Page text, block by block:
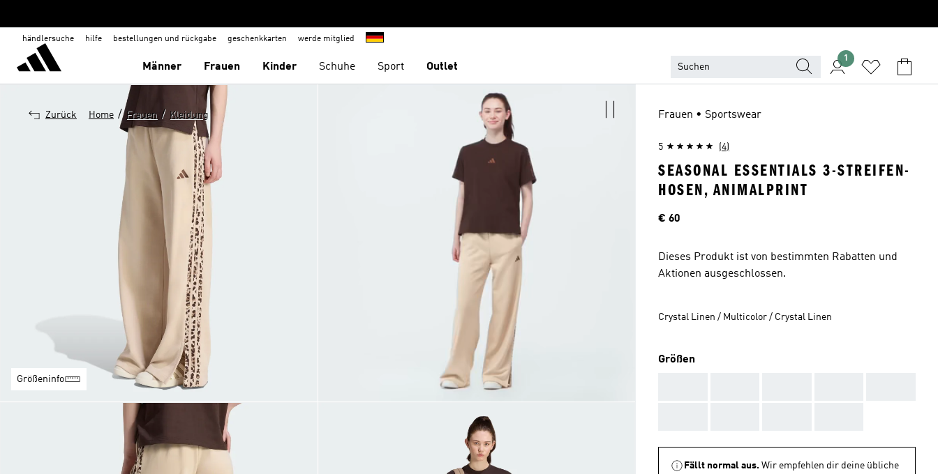
händlersuche hilfe bestellungen und rückgabe geschenkkarten werde mitglied
Männer Frauen Kinder Schuhe Sport Outlet
1
Zurück Home / Frauen / Kleidung
Größeninfo
Frauen • Sportswear
5 (4)
SEASONAL ESSENTIALS 3-STREIFEN-
HOSEN, ANIMALPRINT
Preis
€ 60
Dieses Produkt ist von bestimmten Rabatten und
Aktionen ausgeschlossen.
Crystal Linen / Multicolor / Crystal Linen
Größen
Fällt normal aus. Wir empfehlen dir deine übliche